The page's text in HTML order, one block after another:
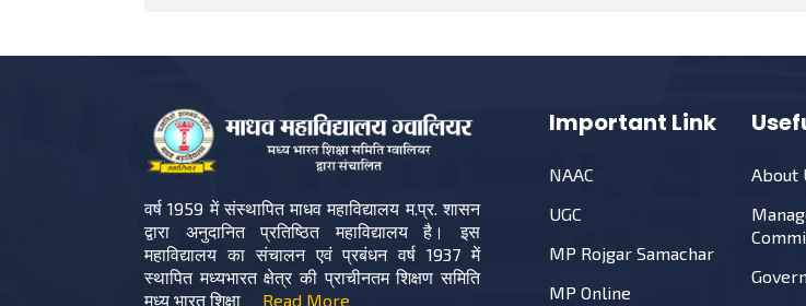
वर्ष 1959 में संस्थापित माधव महाविद्यालय म.प्र. शासन
द्वारा अनुदानित प्रतिष्ठित महाविद्यालय है। इस
महाविद्यालय का संचालन एवं प्रबंधन वर्ष 1937 में
स्थापित मध्यभारत क्षेत्र की प्राचीनतम शिक्षण समिति
मध्य भारत शिक्षा Read More
Important Link
NAAC
UGC
MP Rojgar Samachar
MP Online
About